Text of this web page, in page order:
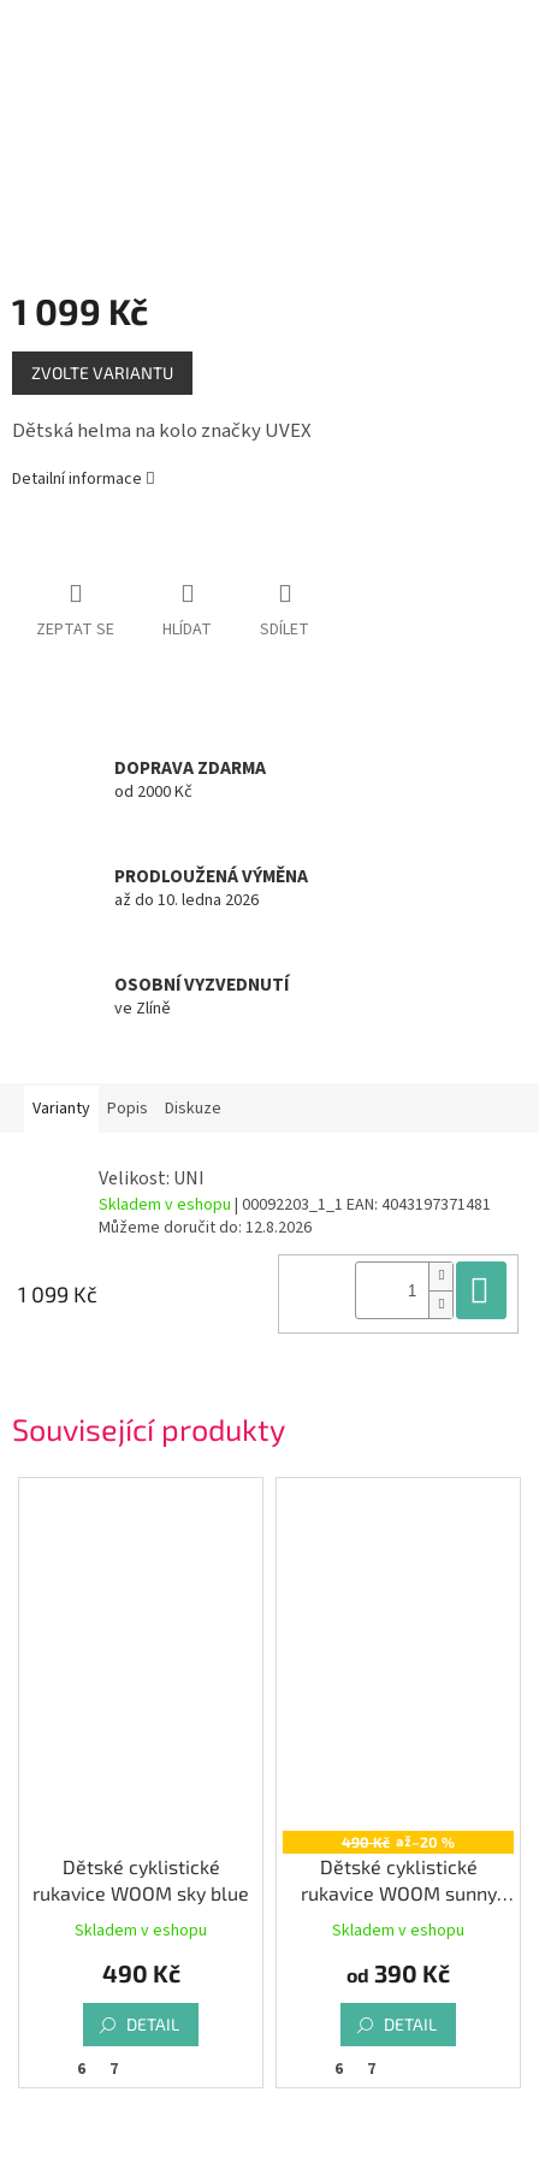
1 099 Kč
Měrná
cena:
ZVOLTE VARIANTU
Dětská helma na kolo značky UVEX
Detailní informace
ZEPTAT SE HLÍDAT SDÍLET
DOPRAVA ZDARMA
od 2000 Kč
PRODLOUŽENÁ VÝMĚNA
až do 10. ledna 2026
OSOBNÍ VYZVEDNUTÍ
ve Zlíně
Související produkty
Dětské cyklistické
rukavice WOOM sky blue
Skladem v eshopu
490 Kč
DETAIL
6 7
490 Kč až–20 %
Dětské cyklistické
rukavice WOOM sunny
yellow
Skladem v eshopu
od 390 Kč
DETAIL
6 7
Varianty Popis Diskuze
Velikost: UNI
Skladem v eshopu | 00092203_1_1 EAN: 4043197371481
Můžeme doručit do: 12.8.2026
1 099 Kč